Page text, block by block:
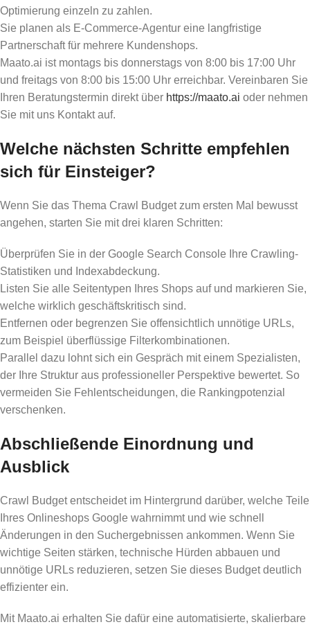
Optimierung einzeln zu zahlen.
Sie planen als E‑Commerce-Agentur eine langfristige
Partnerschaft für mehrere Kundenshops.
Maato.ai ist montags bis donnerstags von 8:00 bis 17:00 Uhr
und freitags von 8:00 bis 15:00 Uhr erreichbar. Vereinbaren Sie
Ihren Beratungstermin direkt über https://maato.ai oder nehmen
Sie mit uns Kontakt auf.
Welche nächsten Schritte empfehlen
sich für Einsteiger?
Wenn Sie das Thema Crawl Budget zum ersten Mal bewusst
angehen, starten Sie mit drei klaren Schritten:
Überprüfen Sie in der Google Search Console Ihre Crawling-
Statistiken und Indexabdeckung.
Listen Sie alle Seitentypen Ihres Shops auf und markieren Sie,
welche wirklich geschäftskritisch sind.
Entfernen oder begrenzen Sie offensichtlich unnötige URLs,
zum Beispiel überflüssige Filterkombinationen.
Parallel dazu lohnt sich ein Gespräch mit einem Spezialisten,
der Ihre Struktur aus professioneller Perspektive bewertet. So
vermeiden Sie Fehlentscheidungen, die Rankingpotenzial
verschenken.
Abschließende Einordnung und
Ausblick
Crawl Budget entscheidet im Hintergrund darüber, welche Teile
Ihres Onlineshops Google wahrnimmt und wie schnell
Änderungen in den Suchergebnissen ankommen. Wenn Sie
wichtige Seiten stärken, technische Hürden abbauen und
unnötige URLs reduzieren, setzen Sie dieses Budget deutlich
effizienter ein.
Mit Maato.ai erhalten Sie dafür eine automatisierte, skalierbare